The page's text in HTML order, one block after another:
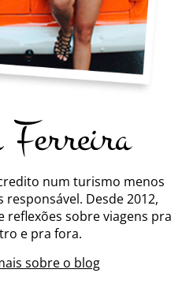
num turismo menos
responsável. Desde 2012,
reflexões sobre viagens pra
e pra fora.
sobre o blog